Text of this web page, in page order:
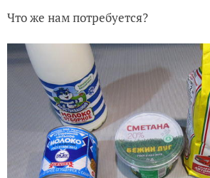
Что же нам потребуется?